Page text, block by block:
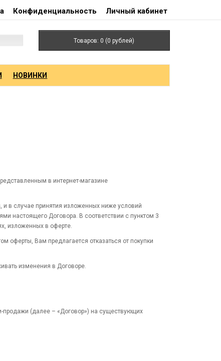
Конфиденциальность Личный кабинет
Товаров: 0 (0 рублей)
НОВИНКИ
в интернет-магазине
в случае принятия изложенных ниже условий
настоящего Договора. В соответствии с пунктом 3
изложенных в оферте.
оферты, Вам предлагается отказаться от покупки
изменения в Договоре.
продажи (далее – «Договор») на существующих